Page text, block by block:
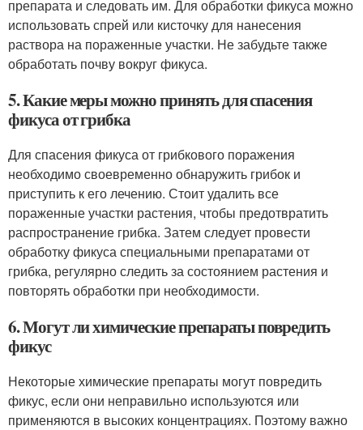
препарата и следовать им. Для обработки фикуса можно
использовать спрей или кисточку для нанесения
раствора на пораженные участки. Не забудьте также
обработать почву вокруг фикуса.
5. Какие меры можно принять для спасения
фикуса от грибка
Для спасения фикуса от грибкового поражения
необходимо своевременно обнаружить грибок и
приступить к его лечению. Стоит удалить все
пораженные участки растения, чтобы предотвратить
распространение грибка. Затем следует провести
обработку фикуса специальными препаратами от
грибка, регулярно следить за состоянием растения и
повторять обработки при необходимости.
6. Могут ли химические препараты повредить
фикус
Некоторые химические препараты могут повредить
фикус, если они неправильно используются или
применяются в высоких концентрациях. Поэтому важно